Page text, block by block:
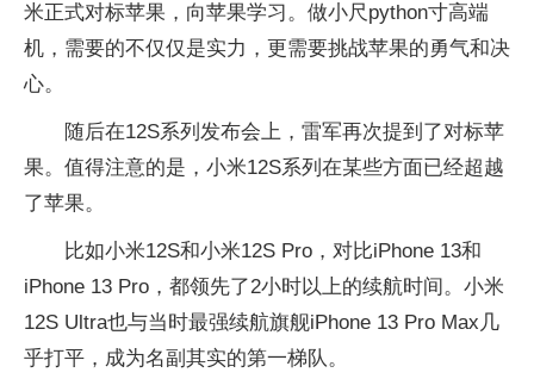
米正式对标苹果，向苹果学习。做小尺python寸高端
机，需要的不仅仅是实力，更需要挑战苹果的勇气和决
心。
随后在12S系列发布会上，雷军再次提到了对标苹
果。值得注意的是，小米12S系列在某些方面已经超越
了苹果。
比如小米12S和小米12S Pro，对比iPhone 13和
iPhone 13 Pro，都领先了2小时以上的续航时间。小米
12S Ultra也与当时最强续航旗舰iPhone 13 Pro Max几
乎打平，成为名副其实的第一梯队。